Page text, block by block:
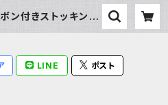
ン付きストッキング
LINE ポスト